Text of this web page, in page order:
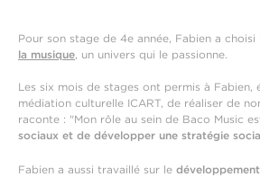
Pour son stage de 4e année, Fabien a choisi
la musique, un univers qui le passionne.
Les six mois de stages ont permis à Fabien,
médiation culturelle ICART, de réaliser de
raconte : "Mon rôle au sein de Baco Music
sociaux et de développer une stratégie
Fabien a aussi travaillé sur le